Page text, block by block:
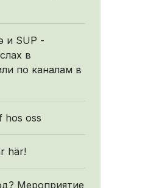
и SUP -
в
по каналам в
hos oss
här!
Мероприятие